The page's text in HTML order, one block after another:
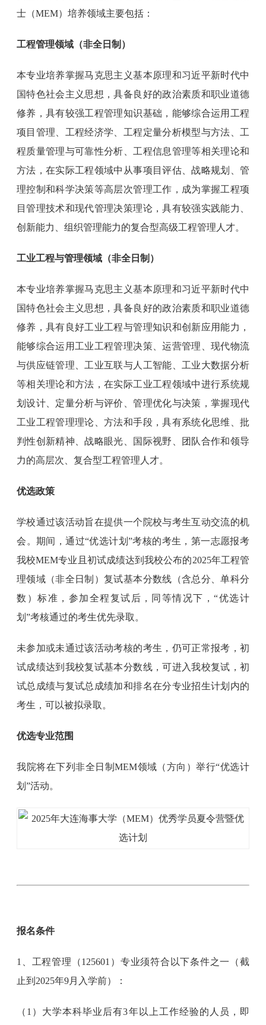
士（MEM）培养领域主要包括：
工程管理领域（非全日制）
本专业培养掌握马克思主义基本原理和习近平新时代中
国特色社会主义思想，具备良好的政治素质和职业道德
修养，具有较强工程管理知识基础，能够综合运用工程
项目管理、工程经济学、工程定量分析模型与方法、工
程质量管理与可靠性分析、工程信息管理等相关理论和
方法，在实际工程领域中从事项目评估、战略规划、管
理控制和科学决策等高层次管理工作，成为掌握工程项
目管理技术和现代管理决策理论，具有较强实践能力、
创新能力、组织管理能力的复合型高级工程管理人才。
工业工程与管理领域（非全日制）
本专业培养掌握马克思主义基本原理和习近平新时代中
国特色社会主义思想，具备良好的政治素质和职业道德
修养，具有良好工业工程与管理知识和创新应用能力，
能够综合运用工业工程管理决策、运营管理、现代物流
与供应链管理、工业互联与人工智能、工业大数据分析
等相关理论和方法，在实际工业工程领域中进行系统规
划设计、定量分析与评价、管理优化与决策，掌握现代
工业工程管理理论、方法和手段，具有系统化思维、批
判性创新精神、战略眼光、国际视野、团队合作和领导
力的高层次、复合型工程管理人才。
优选政策
学校通过该活动旨在提供一个院校与考生互动交流的机
会。期间，通过“优选计划”考核的考生，第一志愿报考
我校MEM专业且初试成绩达到我校公布的2025年工程管
理领域（非全日制）复试基本分数线（含总分、单科分
数）标准，参加全程复试后，同等情况下，“优选计
划”考核通过的考生优先录取。
未参加或未通过该活动考核的考生，仍可正常报考，初
试成绩达到我校复试基本分数线，可进入我校复试，初
试总成绩与复试总成绩加和排名在分专业招生计划内的
考生，可以被拟录取。
优选专业范围
我院将在下列非全日制MEM领域（方向）举行“优选计
划”活动。
报名条件
1、工程管理（125601）专业须符合以下条件之一（截
止到2025年9月入学前）：
（1）大学本科毕业后有3年以上工作经验的人员，即